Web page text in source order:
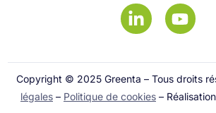
Copyright © 2025 Greenta – Tous droits
légales – Politique de cookies – Réalisation